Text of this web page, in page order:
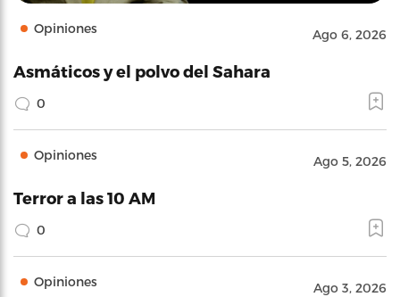
Opiniones Ago 6, 2026
Asmáticos y el polvo del Sahara
0
Opiniones Ago 5, 2026
Terror a las 10 AM
0
Opiniones Ago 3, 2026